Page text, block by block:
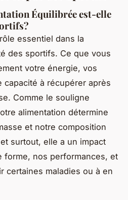
Équilibrée est-elle
essentiel dans la
des sportifs. Ce que vous
votre énergie, vos
capacité à récupérer après
Comme le souligne
alimentation détermine
et notre composition
surtout, elle a un impact
forme, nos performances, et
certaines maladies ou à en